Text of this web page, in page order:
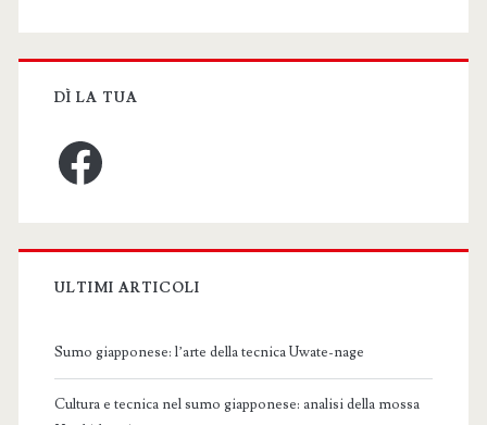
DÌ LA TUA
Facebook
ULTIMI ARTICOLI
Sumo giapponese: l’arte della tecnica Uwate-nage
Cultura e tecnica nel sumo giapponese: analisi della mossa